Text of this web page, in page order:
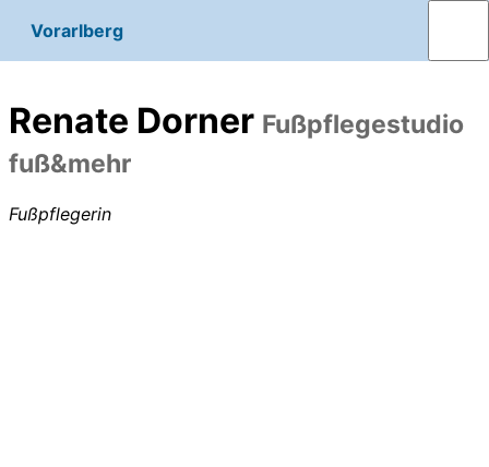
Vorarlberg
Renate Dorner Fußpflegestudio
fuß&mehr
Fußpflegerin